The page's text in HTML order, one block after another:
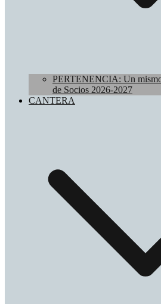
PERTENENCIA: Un
de Socios 2026-2027
CANTERA